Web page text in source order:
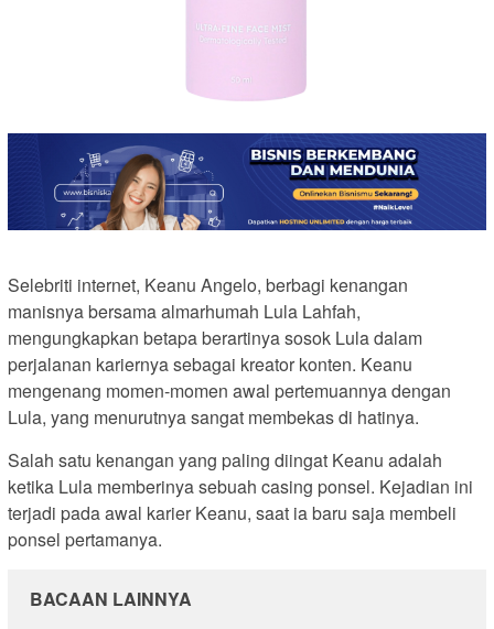
Selebriti internet, Keanu Angelo, berbagi kenangan
manisnya bersama almarhumah Lula Lahfah,
mengungkapkan betapa berartinya sosok Lula dalam
perjalanan kariernya sebagai kreator konten. Keanu
mengenang momen-momen awal pertemuannya dengan
Lula, yang menurutnya sangat membekas di hatinya.
Salah satu kenangan yang paling diingat Keanu adalah
ketika Lula memberinya sebuah casing ponsel. Kejadian ini
terjadi pada awal karier Keanu, saat ia baru saja membeli
ponsel pertamanya.
BACAAN LAINNYA